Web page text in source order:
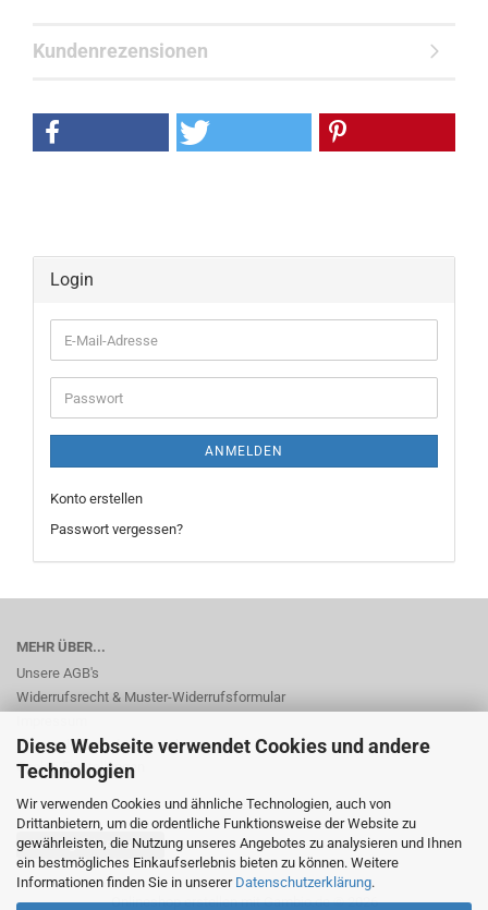
Diese Webseite verwendet Cookies und andere
Technologien
Wir verwenden Cookies und ähnliche Technologien, auch von
Drittanbietern, um die ordentliche Funktionsweise der Website zu
gewährleisten, die Nutzung unseres Angebotes zu analysieren und Ihnen
ein bestmögliches Einkaufserlebnis bieten zu können. Weitere
Informationen finden Sie in unserer Datenschutzerklärung.
Kundenrezensionen
Login
E-
Mail-
Adresse
Passwort
ANMELDEN
Konto erstellen
Passwort vergessen?
MEHR ÜBER...
Unsere AGB's
Widerrufsrecht & Muster-Widerrufsformular
Privatsphäre und Datenschutz
Cookie Einstellungen
Vertrag widerrufen
Onlineshop erstellenmit Gambio.de © 2026